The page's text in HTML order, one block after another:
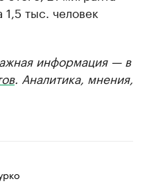
тыс. человек
информация — в
. Аналитика, мнения,